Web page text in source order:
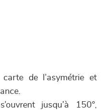
de l’asymétrie et
jusqu’à 150°,